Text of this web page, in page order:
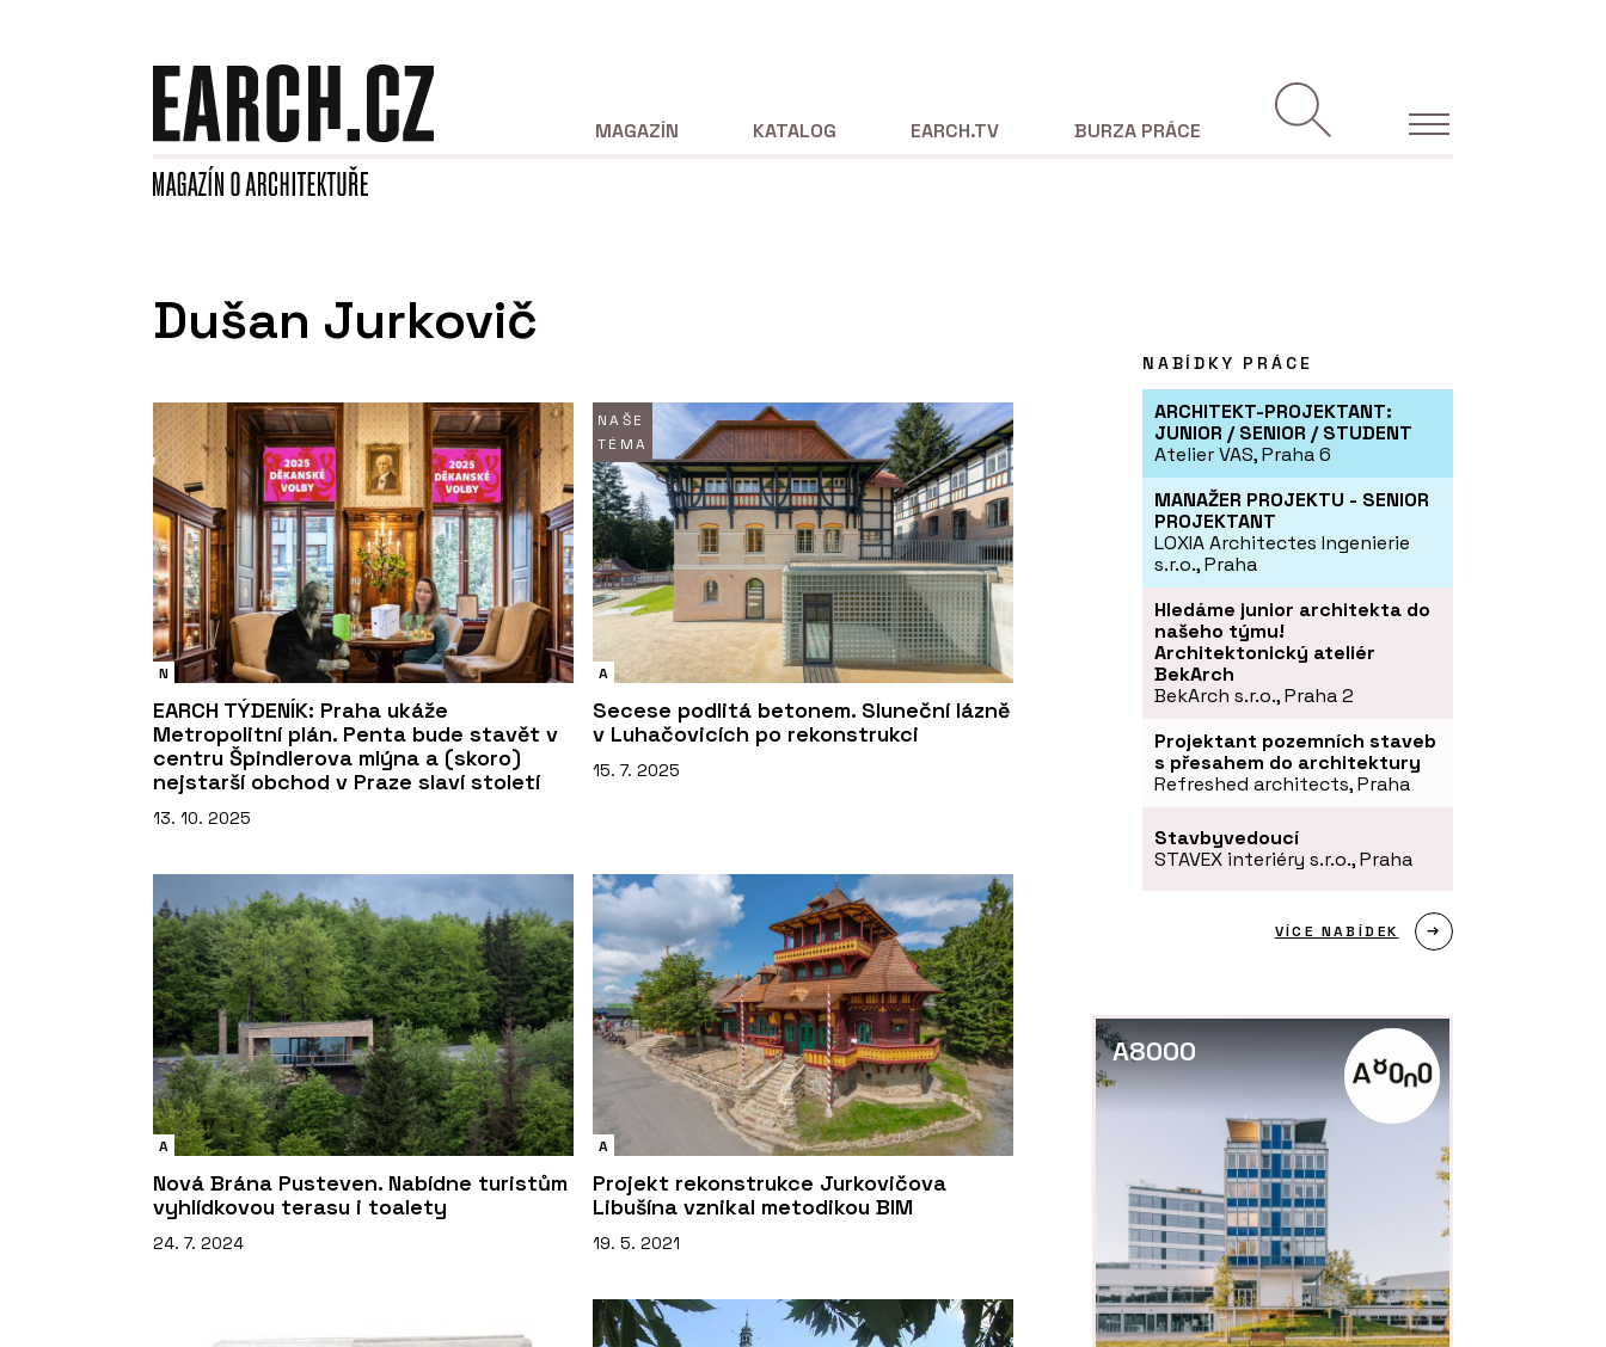
MAGAZÍN KATALOG EARCH.TV BURZA PRÁCE
Dušan Jurkovič
N
EARCH TÝDENÍK: Praha ukáže
Metropolitní plán. Penta bude stavět v
centru Špindlerova mlýna a (skoro)
nejstarší obchod v Praze slaví století
13. 10. 2025
NAŠE
TÉMA
A
Secese podlitá betonem. Sluneční lázně
v Luhačovicích po rekonstrukci
15. 7. 2025
A
Nová Brána Pusteven. Nabídne turistům
vyhlídkovou terasu i toalety
24. 7. 2024
A
Projekt rekonstrukce Jurkovičova
Libušína vznikal metodikou BIM
19. 5. 2021
NABÍDKY PRÁCE
ARCHITEKT-PROJEKTANT:
JUNIOR / SENIOR / STUDENT
Atelier VAS, Praha 6
MANAŽER PROJEKTU - SENIOR
PROJEKTANT
LOXIA Architectes Ingenierie
s.r.o., Praha
Hledáme junior architekta do
našeho týmu!
Architektonický ateliér
BekArch
BekArch s.r.o., Praha 2
Projektant pozemních staveb
s přesahem do architektury
Refreshed architects, Praha
Stavbyvedoucí
STAVEX interiéry s.r.o., Praha
VÍCE NABÍDEK
A8000